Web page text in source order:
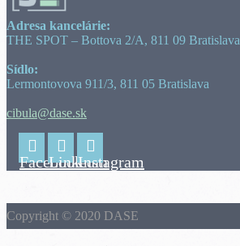
Adresa kancelárie:
THE SPOT – Bottova 2/A, 811 09 Bratislava
Sídlo:
Lermontovova 911/3, 811 05 Bratislava
cibula@dase.sk
Facebook
LinkedinInstagram
Copyright © 2020 DASE